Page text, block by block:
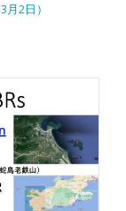
2日）